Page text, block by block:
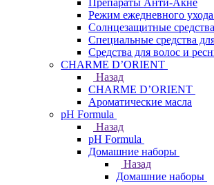
Препараты Анти-Акне
Режим ежедневного
Солнцезащитные средства
Специальные средства
Средства для волос и
CHARME D’ORIENT
Назад
CHARME D’ORIENT
Ароматические масла
pH Formula
Назад
pH Formula
Домашние наборы
Назад
Домашние наборы